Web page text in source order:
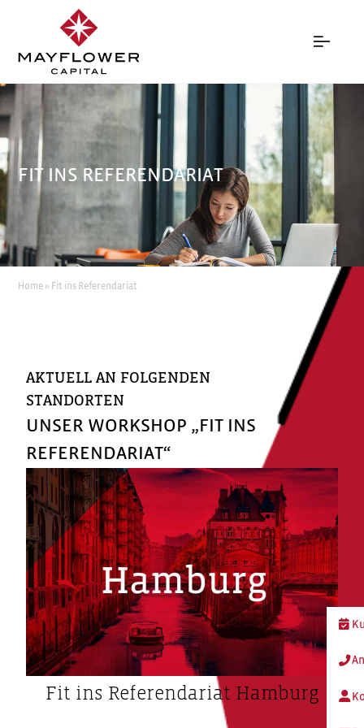
FIT INS REFERENDARIAT
Home » Fit ins Referendariat
AKTUELL AN FOLGENDEN
STANDORTEN
UNSER WORKSHOP „FIT INS
REFERENDARIAT“
Fit ins Referendariat Hamburg